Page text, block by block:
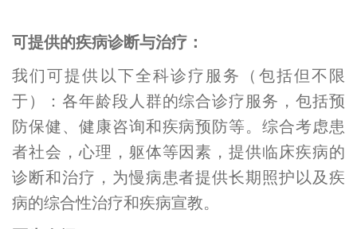
可提供的疾病诊断与治疗：
我们可提供以下全科诊疗服务（包括但不限
于）：各年龄段人群的综合诊疗服务，包括预
防保健、健康咨询和疾病预防等。综合考虑患
者社会，心理，躯体等因素，提供临床疾病的
诊断和治疗，为慢病患者提供长期照护以及疾
病的综合性治疗和疾病宣教。